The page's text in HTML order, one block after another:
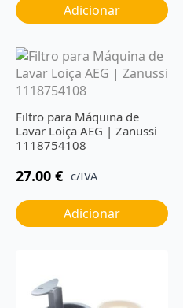
Adicionar
Filtro para Máquina de
Lavar Loiça AEG | Zanussi
1118754108
27.00 € c/IVA
Adicionar